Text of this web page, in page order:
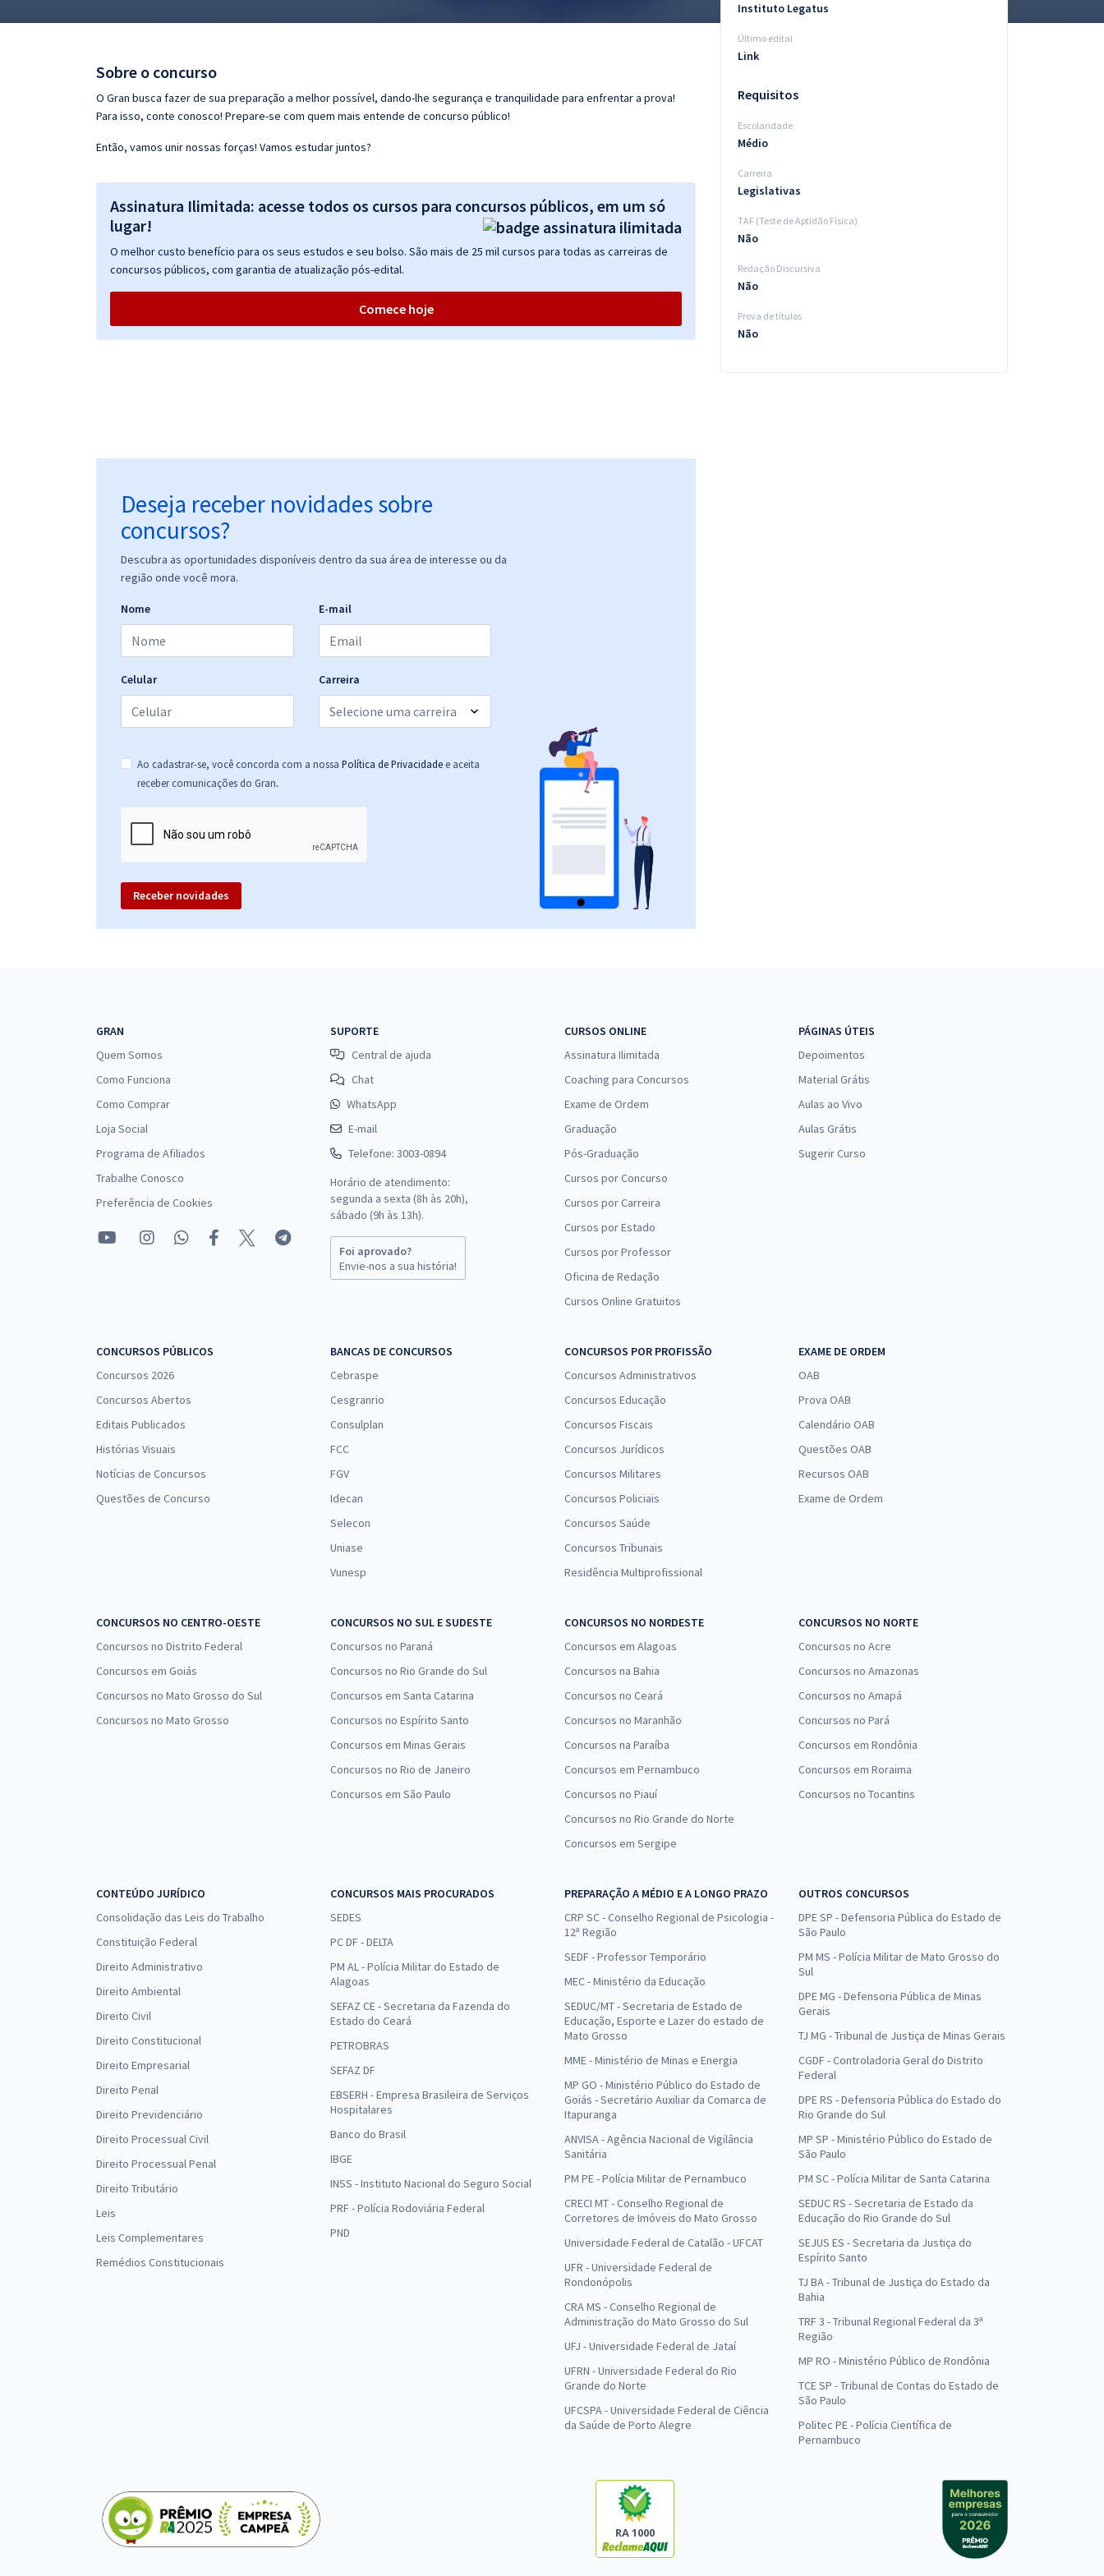
Conteúdo gratuito
Sobre o concurso
O Gran busca fazer de sua preparação a melhor possível, dando-lhe segurança e tranquilidade para enfrentar a prova!
Para isso, conte conosco! Prepare-se com quem mais entende de concurso público!
Então, vamos unir nossas forças! Vamos estudar juntos?
Assinatura Ilimitada: acesse todos os cursos para concursos públicos, em um só
lugar!
O melhor custo benefício para os seus estudos e seu bolso. São mais de 25 mil cursos para todas as carreiras de
concursos públicos, com garantia de atualização pós-edital.
Comece hoje
Deseja receber novidades sobre
concursos?
Descubra as oportunidades disponíveis dentro da sua área de interesse ou da
região onde você mora.
Nome E-mail
Celular Carreira
Ao cadastrar-se, você concorda com a nossa Política de Privacidade e aceita
receber comunicações do Gran.
Receber novidades
Instituto Legatus
Último edital
Link
Requisitos
Escolaridade
Médio
Carreira
Legislativas
TAF (Teste de Aptidão Física)
Não
Redação Discursiva
Não
Prova de títulos
Não
GRAN
Quem Somos
Como Funciona
Como Comprar
Loja Social
Programa de Afiliados
Trabalhe Conosco
Preferência de Cookies
SUPORTE
Central de ajuda
Chat
WhatsApp
E-mail
Telefone: 3003-0894
Horário de atendimento:
segunda a sexta (8h às 20h),
sábado (9h às 13h).
Foi aprovado?
Envie-nos a sua história!
CURSOS ONLINE
Assinatura Ilimitada
Coaching para Concursos
Exame de Ordem
Graduação
Pós-Graduação
Cursos por Concurso
Cursos por Carreira
Cursos por Estado
Cursos por Professor
Oficina de Redação
Cursos Online Gratuitos
PÁGINAS ÚTEIS
Depoimentos
Material Grátis
Aulas ao Vivo
Aulas Grátis
Sugerir Curso
CONCURSOS PÚBLICOS
Concursos 2026
Concursos Abertos
Editais Publicados
Histórias Visuais
Notícias de Concursos
Questões de Concurso
BANCAS DE CONCURSOS
Cebraspe
Cesgranrio
Consulplan
FCC
FGV
Idecan
Selecon
Uniase
Vunesp
CONCURSOS POR PROFISSÃO
Concursos Administrativos
Concursos Educação
Concursos Fiscais
Concursos Jurídicos
Concursos Militares
Concursos Policiais
Concursos Saúde
Concursos Tribunais
Residência Multiprofissional
EXAME DE ORDEM
OAB
Prova OAB
Calendário OAB
Questões OAB
Recursos OAB
Exame de Ordem
CONCURSOS NO CENTRO-OESTE
Concursos no Distrito Federal
Concursos em Goiás
Concursos no Mato Grosso do Sul
Concursos no Mato Grosso
CONCURSOS NO SUL E SUDESTE
Concursos no Paraná
Concursos no Rio Grande do Sul
Concursos em Santa Catarina
Concursos no Espírito Santo
Concursos em Minas Gerais
Concursos no Rio de Janeiro
Concursos em São Paulo
CONCURSOS NO NORDESTE
Concursos em Alagoas
Concursos na Bahia
Concursos no Ceará
Concursos no Maranhão
Concursos na Paraíba
Concursos em Pernambuco
Concursos no Piauí
Concursos no Rio Grande do Norte
Concursos em Sergipe
CONCURSOS NO NORTE
Concursos no Acre
Concursos no Amazonas
Concursos no Amapá
Concursos no Pará
Concursos em Rondônia
Concursos em Roraima
Concursos no Tocantins
CONTEÚDO JURÍDICO
Consolidação das Leis do Trabalho
Constituição Federal
Direito Administrativo
Direito Ambiental
Direito Civil
Direito Constitucional
Direito Empresarial
Direito Penal
Direito Previdenciário
Direito Processual Civil
Direito Processual Penal
Direito Tributário
Leis
Leis Complementares
Remédios Constitucionais
CONCURSOS MAIS PROCURADOS
SEDES
PC DF - DELTA
PM AL - Polícia Militar do Estado de
Alagoas
SEFAZ CE - Secretaria da Fazenda do
Estado do Ceará
PETROBRAS
SEFAZ DF
EBSERH - Empresa Brasileira de Serviços
Hospitalares
Banco do Brasil
IBGE
INSS - Instituto Nacional do Seguro Social
PRF - Polícia Rodoviária Federal
PND
PREPARAÇÃO A MÉDIO E A LONGO PRAZO
CRP SC - Conselho Regional de Psicologia -
12ª Região
SEDF - Professor Temporário
MEC - Ministério da Educação
SEDUC/MT - Secretaria de Estado de
Educação, Esporte e Lazer do estado de
Mato Grosso
MME - Ministério de Minas e Energia
MP GO - Ministério Público do Estado de
Goiás - Secretário Auxiliar da Comarca de
Itapuranga
ANVISA - Agência Nacional de Vigilância
Sanitária
PM PE - Polícia Militar de Pernambuco
CRECI MT - Conselho Regional de
Corretores de Imóveis do Mato Grosso
Universidade Federal de Catalão - UFCAT
UFR - Universidade Federal de
Rondonópolis
CRA MS - Conselho Regional de
Administração do Mato Grosso do Sul
UFJ - Universidade Federal de Jataí
UFRN - Universidade Federal do Rio
Grande do Norte
UFCSPA - Universidade Federal de Ciência
da Saúde de Porto Alegre
OUTROS CONCURSOS
DPE SP - Defensoria Pública do Estado de
São Paulo
PM MS - Polícia Militar de Mato Grosso do
Sul
DPE MG - Defensoria Pública de Minas
Gerais
TJ MG - Tribunal de Justiça de Minas Gerais
CGDF - Controladoria Geral do Distrito
Federal
DPE RS - Defensoria Pública do Estado do
Rio Grande do Sul
MP SP - Ministério Público do Estado de
São Paulo
PM SC - Polícia Militar de Santa Catarina
SEDUC RS - Secretaria de Estado da
Educação do Rio Grande do Sul
SEJUS ES - Secretaria da Justiça do
Espírito Santo
TJ BA - Tribunal de Justiça do Estado da
Bahia
TRF 3 - Tribunal Regional Federal da 3ª
Região
MP RO - Ministério Público de Rondônia
TCE SP - Tribunal de Contas do Estado de
São Paulo
Politec PE - Polícia Científica de
Pernambuco
RA 1000